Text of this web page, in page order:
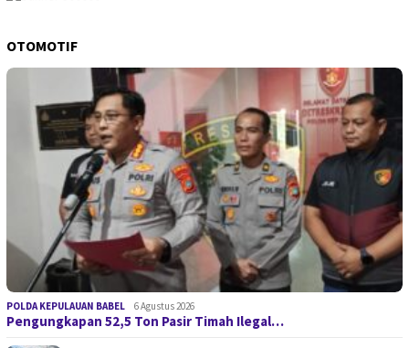
OTOMOTIF
POLDA KEPULAUAN BABEL 6 Agustus 2026
Pengungkapan 52,5 Ton Pasir Timah Ilegal…